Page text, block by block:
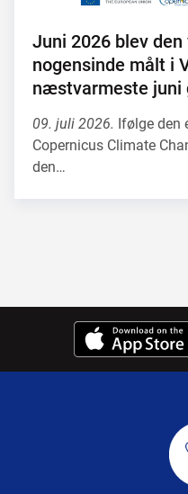
Juni 2026 blev
nogensinde målt i
næstvarmeste juni
09. juli 2026. Ifølge
Copernicus Climate
den…